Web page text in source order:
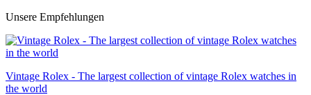
Unsere Empfehlungen
Vintage Rolex - The largest collection of vintage Rolex watches in
the world